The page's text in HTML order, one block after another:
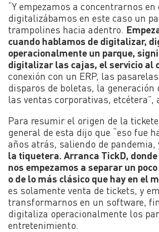
“Y empezamos a concentrarnos en
digitalizábamos en este caso un
trampolines hacia adentro.
cuando hablamos de digitalizar,
operacionalmente un parque,
digitalizar las cajas, el servicio al
conexión con un ERP, las
disparos de boletas, la generación
las ventas corporativas, etcétera”,
Para resumir el origen de la
general de esta dijo que “eso fue
años atrás, saliendo de pandemia,
la tiquetera. Arranca TickD,
nos empezamos a separar un
o de lo más clásico que hay en el
es solamente venta de tickets, y
transformarnos en un software,
digitaliza operacionalmente los
entretenimiento.